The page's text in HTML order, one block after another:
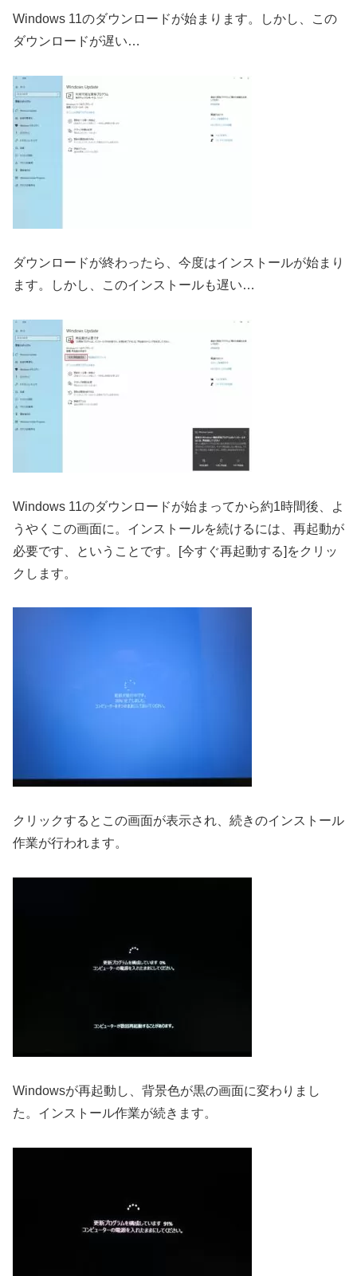
Windows 11のダウンロードが始まります。しかし、この
ダウンロードが遅い…
ダウンロードが終わったら、今度はインストールが始まり
ます。しかし、このインストールも遅い…
Windows 11のダウンロードが始まってから約1時間後、よ
うやくこの画面に。インストールを続けるには、再起動が
必要です、ということです。[今すぐ再起動する]をクリッ
クします。
クリックするとこの画面が表示され、続きのインストール
作業が行われます。
Windowsが再起動し、背景色が黒の画面に変わりまし
た。インストール作業が続きます。